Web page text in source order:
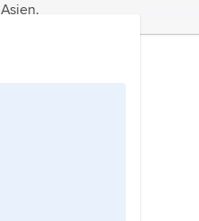
Asien.